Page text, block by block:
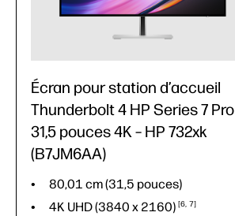
Écran pour station d’accueil
Thunderbolt 4 HP Series 7 Pro
31,5 pouces 4K – HP 732xk
(B7JM6AA)
80,01 cm (31,5 pouces)
4K UHD (3840 x 2160) 6 7